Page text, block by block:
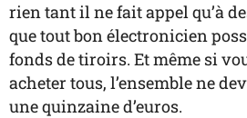
rien tant il ne fait appel qu’à
que tout bon électronicien
fonds de tiroirs. Et même si
acheter tous, l’ensemble ne
une quinzaine d’euros.